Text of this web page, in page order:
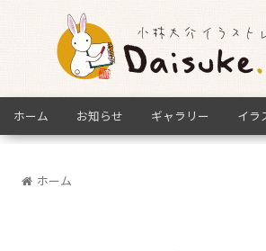
ホーム お知らせ ギャラリー イラ
ホーム